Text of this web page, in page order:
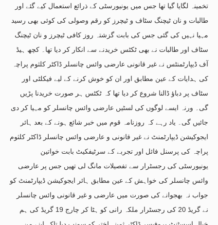
تخمینہ لگایا گیا تھا جس میں یونیورسٹی کے ذرائع استعمال کیے گئے اور
طالبات و نان ٹیچنگ سٹاف و ٹیچرز کو رقم وصولی کی کوئی بھی رسید
مہیا نہیں کی گئی جس کی بابت گزشتہ روز کافی ٹیچرز و نان ٹیچنگ
سٹاف اور طالبات نے بھی ٹکٹس خریدنے سے انکار کر دیا تھا۔ کچھ ہیڈ
آف ڈیپارٹمنٹس نے غیر قانونی عارضی وائس چانسلر ڈاکٹر کلثوم پراچہ
کی ہدایات کے عین مطابق اور ان کو خوش کرنے کے لیے فیکلٹی اور
سٹاف پر دباؤ ڈالنا شروع کر دیا تھا کہ ٹکٹس ہر صورت خریدنا پڑیں
گی۔ ورنہ ایسے لوگوں کی لسٹیں عارضی وائس چانسلر کو مہیا کر دی
جائیں گی۔ یاد رہے کہ روزنامہ قوم میں خبر شائع ہونے کے بعد ہائر
ایجوکیشن ڈیپارٹمنٹ نے غیر قانونی و عارضی وائس چانسلر ڈاکٹر کلثوم
پراچہ کی پرسنل فائل اور تجربے کے سرٹیفکیٹ بابت خواتین
یونیورسٹی کی رجسٹرار سے تفصیلات مانگ لی تھیں جس پر عارضی
وائس چانسلر کی خواہش کے عین مطابق ہائر ایجوکیشن ڈیپارٹمنٹ کو
جواب نہ بھجوانے کی صورت میں عارضی و غیر قانونی وائس چانسلر
نے گریڈ 20 کی رجسٹرار ملکہ رانی کو ہٹا کر چارج 19 گریڈ کی ہم